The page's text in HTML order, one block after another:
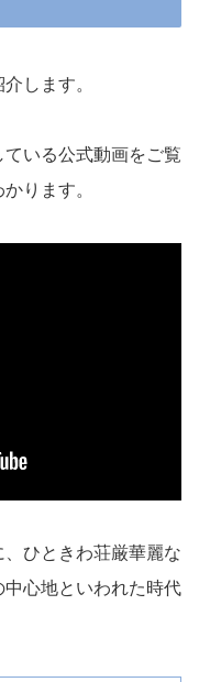
します。
いる公式動画をご覧
ります。
ひときわ荘厳華麗な
心地といわれた時代